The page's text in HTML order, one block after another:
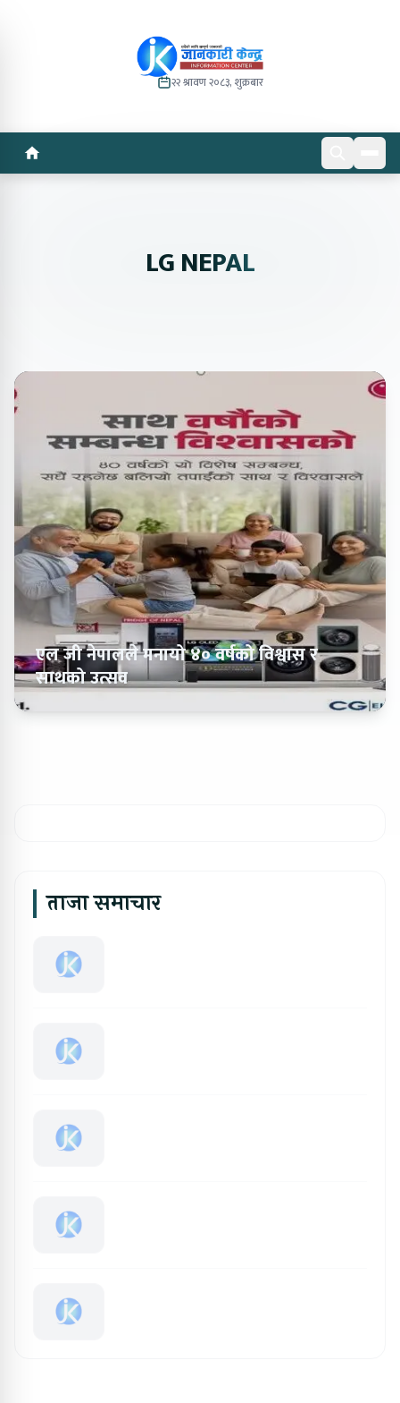
२२ श्रावण २०८३, शुक्रबार
LG NEPAL
एल जी नेपालले मनायो ४० वर्षको विश्वास र
साथको उत्सव
ताजा समाचार